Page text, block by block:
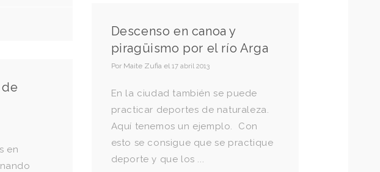
Descenso en canoa y
piragüismo por el río Arga
Por Maite Zufia el17 abril 2013
En la ciudad también se puede
practicar deportes de naturaleza.
Aquí tenemos un ejemplo. Con
esto se consigue que se practique
deporte y que los ...
en